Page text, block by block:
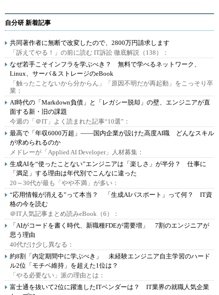
自分研 新着記事
共同著作者に無断で改変したので、2800万円請求します
「訴えてやる！」の前に読む IT訴訟 徹底解説（138）：
なぜ若手こそインフラを学ぶべき？ 無料で学べるネットワーク、
Linux、サーバ＆ストレージのeBook
「触ったことないから分からん」「原因不明だが再起動」をこっそり卒
業：
AI時代の「Markdown負債」と「レガシー脱却」の壁、エンジニアが直
面する新・旧の課題
今週の「＠IT」よく読まれた記事“10選”：
最高で「年収6000万超」――国内企業が設けた高度AI職 どんなスキル
が求められるのか
メドレーが「Applied AI Developer」人材募集：
生成AIを“使ったことない”エンジニアは「楽しさ」が半分？ 仕事に
「満足」する理由は年代別でこんなに違った
20～30代が最も「やや不満」が多い：
“応用情報が消える”って本当？ 「生成AIパスポート」って何？ IT資
格の今を読む
＠IT人気記事まとめ読みeBook（6）：
「AIがコードを書く時代、新職種FDEが需要増」 7割のエンジニアが
思う理由
40代だけ少し異なる：
約8割「内定期間中に学ぶべき」 未経験エンジニア自主学習のハード
ル2位「モチベ維持」を超えた1位は？
「やる必要ない」派の理由とは：
富士通を抜いて2位に躍進したITベンダーは？ IT業界の就職人気企業